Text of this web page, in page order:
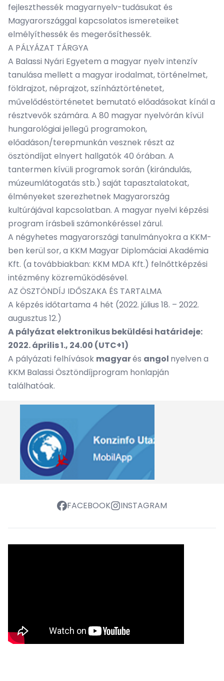
fejleszthessék magyarnyelv-tudásukat és
Magyarországgal kapcsolatos ismereteiket
elmélyíthessék és megerősíthessék.
A PÁLYÁZAT TÁRGYA
A Balassi Nyári Egyetem a magyar nyelv intenzív
tanulása mellett a magyar irodalmat, történelmet,
földrajzot, néprajzot, színháztörténetet,
művelődéstörténetet bemutató előadásokat kínál a
résztvevők számára. A 80 magyar nyelvórán kívül
hungarológiai jellegű programokon,
előadáson/terepmunkán vesznek részt az
ösztöndíjat elnyert hallgatók 40 órában. A
tantermen kívüli programok során (kirándulás,
múzeumlátogatás stb.) saját tapasztalatokat,
élményeket szerezhetnek Magyarország
kultúrájával kapcsolatban. A magyar nyelvi képzési
program írásbeli számonkéréssel zárul.
A négyhetes magyarországi tanulmányokra a KKM-
ben kerül sor, a KKM Magyar Diplomáciai Akadémia
Kft. (a továbbiakban: KKM MDA Kft.) felnőttképzési
intézmény közreműködésével.
AZ ÖSZTÖNDÍJ IDŐSZAKA ÉS TARTALMA
A képzés időtartama 4 hét (2022. július 18. – 2022.
augusztus 12.)
A pályázat elektronikus beküldési határideje:
2022. április 1., 24.00 (UTC+1)
A pályázati felhívások magyarés angol nyelven a
KKM Balassi Ösztöndíjprogram honlapján
találhatóak.
FACEBOOK INSTAGRAM